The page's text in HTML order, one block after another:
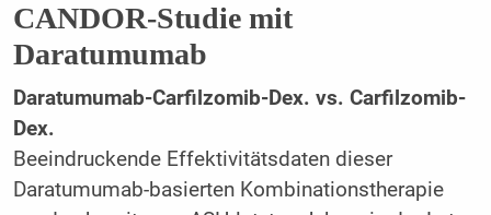
CANDOR-Studie mit
Daratumumab
Daratumumab-Carfilzomib-Dex. vs. Carfilzomib-
Dex.
Beeindruckende Effektivitätsdaten dieser
Daratumumab-basierten Kombinationstherapie